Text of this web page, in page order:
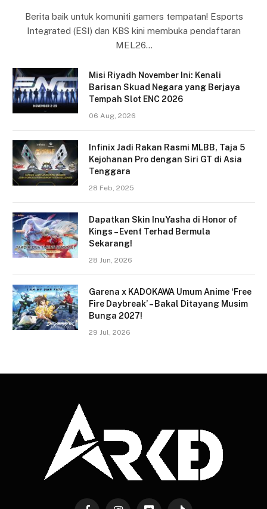
Berita baik untuk komuniti gamers tempatan! Esports
Integrated (ESI) dan KBS kini membuka pendaftaran
MEL26…
Misi Riyadh November Ini: Kenali
Barisan Skuad Negara yang Berjaya
Tempah Slot ENC 2026
06 Aug, 2026
Infinix Jadi Rakan Rasmi MLBB, Taja 5
Kejohanan Pro dengan Siri GT di Asia
Tenggara
28 Feb, 2025
Dapatkan Skin InuYasha di Honor of
Kings – Event Terhad Bermula
Sekarang!
28 Jun, 2026
Garena x KADOKAWA Umum Anime ‘Free
Fire Daybreak’ – Bakal Ditayang Musim
Bunga 2027!
29 Jul, 2026